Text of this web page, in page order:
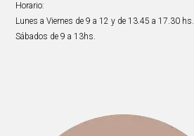
Horario:
Lunes a Viernes de 9 a 12 y de 13.45 a 17.30 hs.
Sábados de 9 a 13hs.